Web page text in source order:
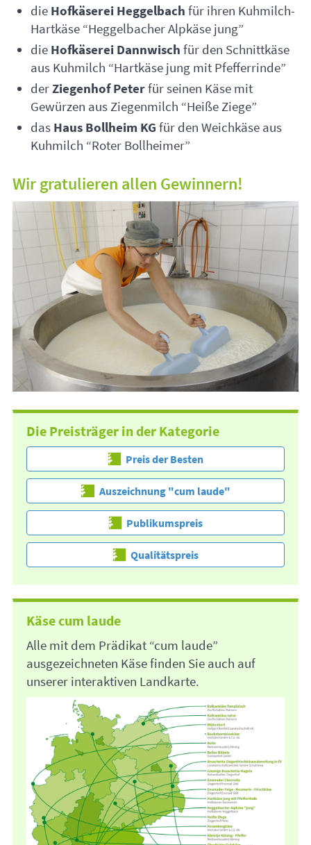
die Hofkäserei Heggelbach für ihren Kuhmilch-
Hartkäse “Heggelbacher Alpkäse jung”
die Hofkäserei Dannwisch für den Schnittkäse
aus Kuhmilch “Hartkäse jung mit Pfefferrinde”
derZiegenhof Peterfür seinen Käse mit
Gewürzen aus Ziegenmilch “Heiße Ziege”
das Haus Bollheim KG für den Weichkäse aus
Kuhmilch “Roter Bollheimer”
Wir gratulieren allen Gewinnern!
Die Preisträger in der Kategorie
Preis der Besten
Auszeichnung "cum laude"
Publikumspreis
Qualitätspreis
Käse cum laude
Alle mit dem Prädikat “cum laude”
ausgezeichneten Käse finden Sie auch auf
unserer interaktiven Landkarte.